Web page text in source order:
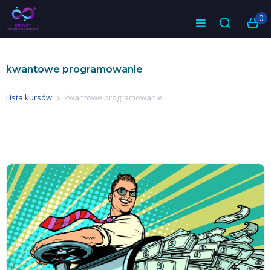
0
kwantowe programowanie
Lista kursów kwantowe programowanie